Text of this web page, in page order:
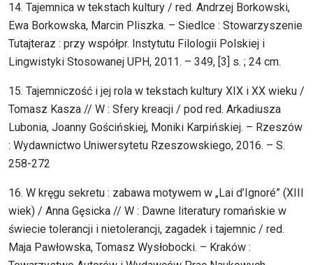
14. Tajemnica w tekstach kultury / red. Andrzej Borkowski,
Ewa Borkowska, Marcin Pliszka. – Siedlce : Stowarzyszenie
Tutajteraz : przy współpr. Instytutu Filologii Polskiej i
Lingwistyki Stosowanej UPH, 2011. – 349, [3] s. ; 24 cm.
15. Tajemniczość i jej rola w tekstach kultury XIX i XX wieku /
Tomasz Kasza // W : Sfery kreacji / pod red. Arkadiusza
Lubonia, Joanny Gościńskiej, Moniki Karpińskiej. – Rzeszów
: Wydawnictwo Uniwersytetu Rzeszowskiego, 2016. – S.
258-272
16. W kręgu sekretu : zabawa motywem w „Lai d’Ignoré” (XIII
wiek) / Anna Gęsicka // W : Dawne literatury romańskie w
świecie tolerancji i nietolerancji, zagadek i tajemnic / red.
Maja Pawłowska, Tomasz Wysłobocki. – Kraków :